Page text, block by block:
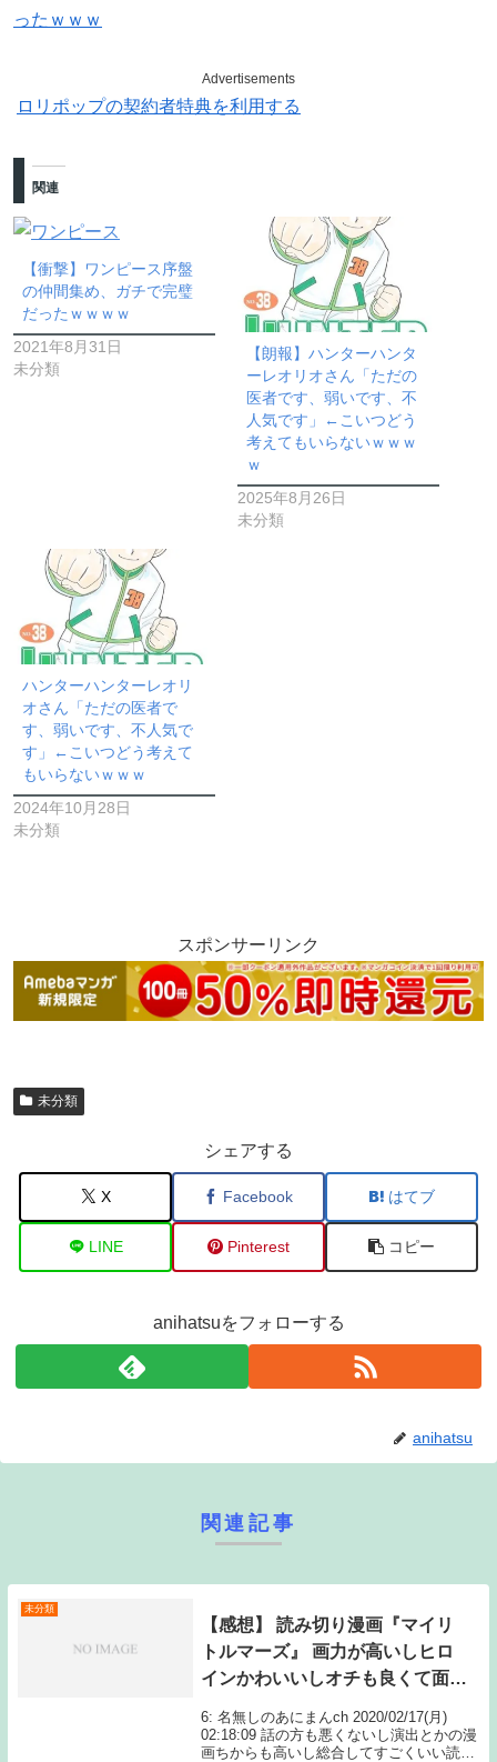
ったｗｗｗ
Advertisements
ロリポップの契約者特典を利用する
関連
【衝撃】ワンピース序盤
の仲間集め、ガチで完璧
だったｗｗｗｗ
2021年8月31日
未分類
【朗報】ハンターハンタ
ーレオリオさん「ただの
医者です、弱いです、不
人気です」←こいつどう
考えてもいらないｗｗｗ
ｗ
2025年8月26日
未分類
ハンターハンターレオリ
オさん「ただの医者で
す、弱いです、不人気で
す」←こいつどう考えて
もいらないｗｗｗ
2024年10月28日
未分類
スポンサーリンク
未分類
シェアする
X Facebook はてブ
LINE Pinterest コピー
anihatsuをフォローする
anihatsu
関連記事
未分類
【感想】 読み切り漫画『マイリ
トルマーズ』 画力が高いしヒロ
インかわいいしオチも良くて面白
6: 名無しのあにまんch 2020/02/17(月)
02:18:09 話の方も悪くないし演出とかの漫
画ちからも高いし総合してすごくいい読み